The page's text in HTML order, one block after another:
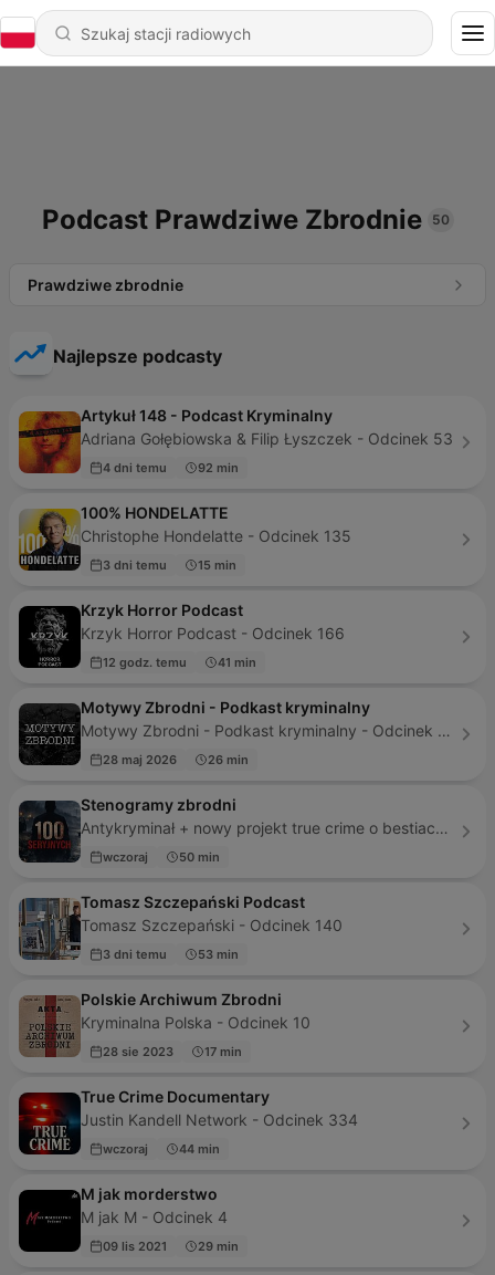
Podcast Prawdziwe Zbrodnie 50
Prawdziwe zbrodnie
Najlepsze podcasty
Artykuł 148 - Podcast Kryminalny
Adriana Gołębiowska & Filip Łyszczek - Odcinek 53
4 dni temu 92 min
100% HONDELATTE
Christophe Hondelatte - Odcinek 135
3 dni temu 15 min
Krzyk Horror Podcast
Krzyk Horror Podcast - Odcinek 166
12 godz. temu 41 min
Motywy Zbrodni - Podkast kryminalny
Motywy Zbrodni - Podkast kryminalny - Odcinek 108
28 maj 2026 26 min
Stenogramy zbrodni
Antykryminał + nowy projekt true crime o bestiach w ludzkiej skórze - Odcinek 146
wczoraj 50 min
Tomasz Szczepański Podcast
Tomasz Szczepański - Odcinek 140
3 dni temu 53 min
Polskie Archiwum Zbrodni
Kryminalna Polska - Odcinek 10
28 sie 2023 17 min
True Crime Documentary
Justin Kandell Network - Odcinek 334
wczoraj 44 min
M jak morderstwo
M jak M - Odcinek 4
09 lis 2021 29 min